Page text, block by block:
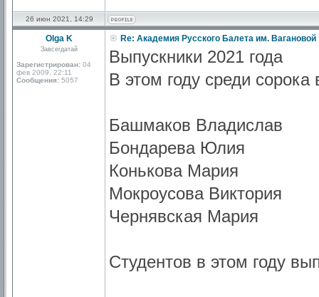
26 июн 2021, 14:29
Olga K
Завсегдатай
Зарегистрирован: 04
фев 2009, 22:11
Сообщения: 5057
Re: Академия Русского Балета им. Вагановой
Выпускники 2021 года
В этом году среди сорока
Башмаков Владислав
Бондарева Юлия
Конькова Мария
Мокроусова Виктория
Чернявская Мария
Студентов в этом году